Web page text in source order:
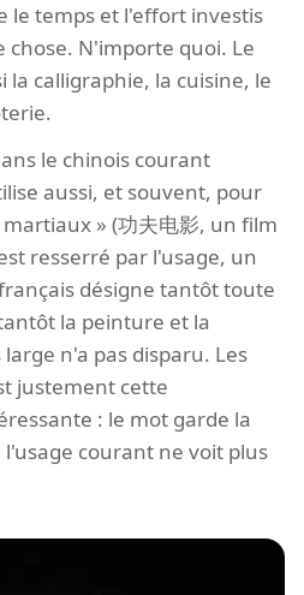
le temps et l'effort investis
N'importe quoi. Le
la calligraphie, la cuisine, le
le chinois courant
aussi, et souvent, pour
» (功夫电影, un film
resserré par l'usage, un
désigne tantôt toute
la peinture et la
n'a pas disparu. Les
justement cette
: le mot garde la
courant ne voit plus